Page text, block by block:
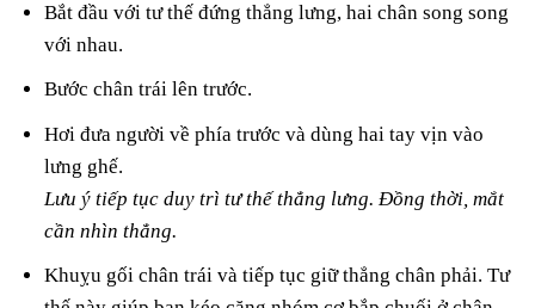
Bắt đầu với tư thế đứng thẳng lưng, hai chân song song
với nhau.
Bước chân trái lên trước.
Hơi đưa người về phía trước và dùng hai tay vịn vào
lưng ghế.
Lưu ý tiếp tục duy trì tư thế thẳng lưng. Đồng thời, mắt
cần nhìn thẳng.
Khuỵu gối chân trái và tiếp tục giữ thẳng chân phải. Tư